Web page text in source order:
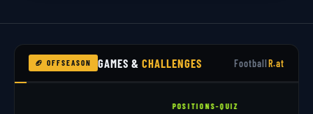
🏈 OFFSEASON GAMES &CHALLENGES FootballR.at